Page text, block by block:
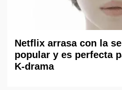
Netflix arrasa con la
popular y es perfecta
K-drama